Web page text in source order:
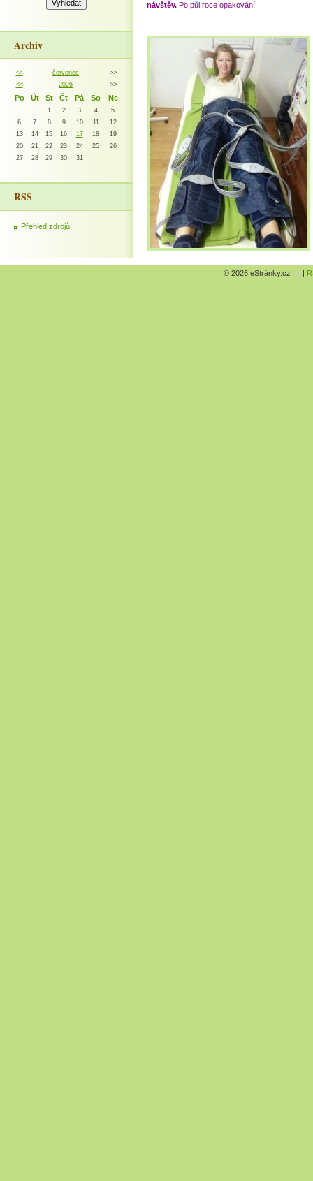
návštěv. Po půl roce opakování.
Archiv
<< červenec
>>
<<
2026 >>
Po Út St Čt Pá So Ne
1 2 3 4
5
6
7 8 9 10 11
12
13
14 15 16 17 18
19
20
21 22 23 24 25
26
27
28 29 30 31
RSS
Přehled zdrojů
© 2026 eStránky.cz |